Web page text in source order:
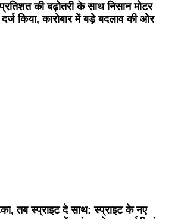
की बढ़ोतरी के साथ निसान मोटर
किया, कारोबार में बड़े बदलाव की ओर
तब स्प्राइट दे साथ: स्प्राइट के नए